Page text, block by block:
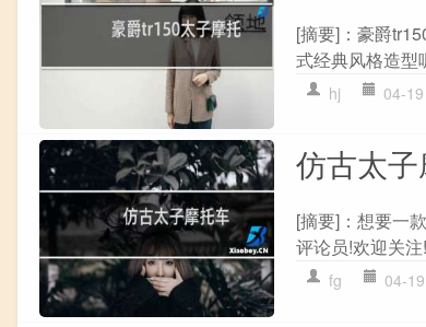
[摘要]：豪爵
式经典风格造型
hj 04-19
仿古太
[摘要]：想要一
评论员!欢迎关
fg 04-19